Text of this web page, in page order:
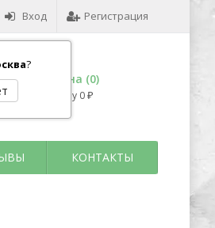
?
Вход Регистрация
Корзина (0)
на сумму 0 ₽
КОНТАКТЫ